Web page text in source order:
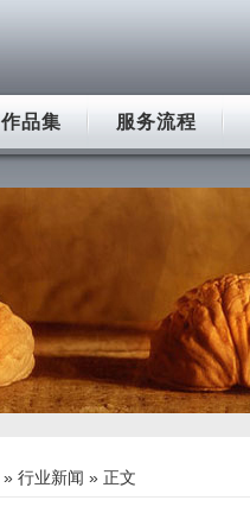
作品集 服务流程
» 行业新闻 » 正文